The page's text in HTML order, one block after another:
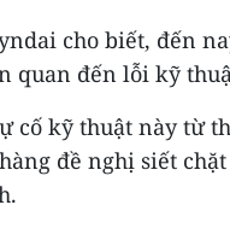
cho biết, đến
quan đến lỗi kỹ
cố kỹ thuật này từ
đề nghị siết